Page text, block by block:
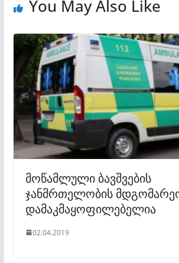
You May Also Like
მოწამლული ბავშვების
ჯანმრთელობის
დამაკმაყოფილებელია
02.04.2019